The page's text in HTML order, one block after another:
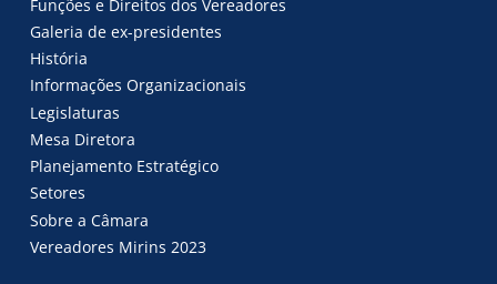
Funções e Direitos dos Vereadores
Galeria de ex-presidentes
História
Informações Organizacionais
Legislaturas
Mesa Diretora
Planejamento Estratégico
Setores
Sobre a Câmara
Vereadores Mirins 2023